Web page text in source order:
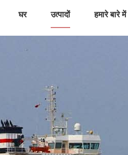
घर उत्पादों हमारे बारे में